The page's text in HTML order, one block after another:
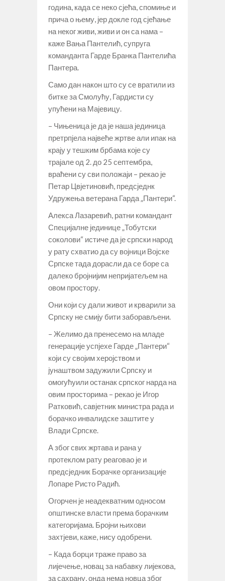
година, када се неко сјећа, спомиње и
прича о њему, јер докле год сјећање
на неког живи, живи и он са нама –
каже Вања Пантелић, супруга
команданта Гарде Бранка Пантелића
Пантера.
Само дан након што су се вратили из
битке за Смолућу, Гардисти су
упућени на Мајевицу.
– Чињеница је да је наша јединица
претрпјела највеће жртве али ипак на
крају у тешким брбама које су
трајале од 2. до 25 септембра,
враћени су сви положаји – рекао је
Петар Цвјетиновић, предсједнк
Удружења ветерана Гарда „Пантери“.
Алекса Лазаревић, ратни командант
Специјалне јединице „Тобутски
соколови“ истиче да је српски народ
у рату схватио да су војници Војске
Српске тада дорасли да се боре са
далеко бројнијим непријатељем на
овом простору.
Они који су дали живот и крварили за
Српску не смију бити заборављени.
– Желимо да пренесемо на младе
генерације успјехе Гарде „Пантери“
који су својим херојством и
јунаштвом задужили Српску и
омогућуили останак српског нарда на
овим просторима – рекао је Игор
Ратковић, савјетник министра рада и
борачко инвалидске заштите у
Влади Српске.
А због свих жртава и рана у
протеклом рату реаговао је и
предсједник Борачке организације
Лопаре Ристо Радић.
Огорчен је неадекватним односом
општинске власти према борачким
категоријама. Бројни њихови
захтјеви, каже, нису одобрени.
– Када борци траже право за
лијечење, новац за набавку лијекова,
за сахрану, онда нема новца због